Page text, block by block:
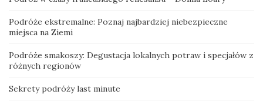
Podróże ekstremalne: Poznaj najbardziej niebezpieczne
miejsca na Ziemi
Podróże smakoszy: Degustacja lokalnych potraw i specjałów z
różnych regionów
Sekrety podróży last minute